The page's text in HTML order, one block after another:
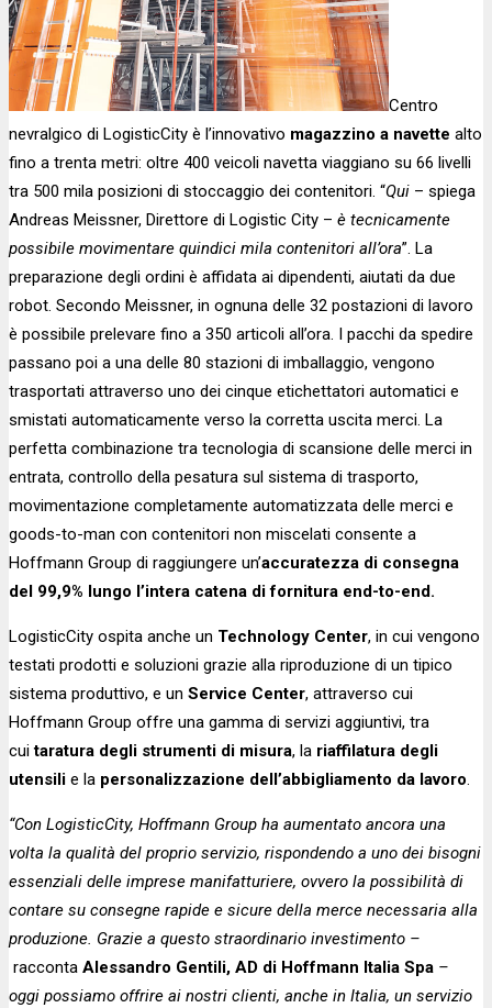
Centro
nevralgico di LogisticCity è l’innovativo magazzino a navette alto
fino a trenta metri: oltre 400 veicoli navetta viaggiano su 66 livelli
tra 500 mila posizioni di stoccaggio dei contenitori. “Qui – spiega
Andreas Meissner, Direttore di Logistic City – è tecnicamente
possibile movimentare quindici mila contenitori all’ora”. La
preparazione degli ordini è affidata ai dipendenti, aiutati da due
robot. Secondo Meissner, in ognuna delle 32 postazioni di lavoro
è possibile prelevare fino a 350 articoli all’ora. I pacchi da spedire
passano poi a una delle 80 stazioni di imballaggio, vengono
trasportati attraverso uno dei cinque etichettatori automatici e
smistati automaticamente verso la corretta uscita merci. La
perfetta combinazione tra tecnologia di scansione delle merci in
entrata, controllo della pesatura sul sistema di trasporto,
movimentazione completamente automatizzata delle merci e
goods-to-man con contenitori non miscelati consente a
Hoffmann Group di raggiungere un’accuratezza di consegna
del 99,9% lungo l’intera catena di fornitura end-to-end.
LogisticCity ospita anche un Technology Center, in cui vengono
testati prodotti e soluzioni grazie alla riproduzione di un tipico
sistema produttivo, e un Service Center, attraverso cui
Hoffmann Group offre una gamma di servizi aggiuntivi, tra
cuitaratura degli strumenti di misura, la riaffilatura degli
utensili e la personalizzazione dell’abbigliamento da lavoro.
“Con LogisticCity, Hoffmann Group ha aumentato ancora una
volta la qualità del proprio servizio, rispondendo a uno dei bisogni
essenziali delle imprese manifatturiere, ovvero la possibilità di
contare su consegne rapide e sicure della merce necessaria alla
produzione. Grazie a questo straordinario investimento –
racconta Alessandro Gentili, AD di Hoffmann Italia Spa –
oggi possiamo offrire ai nostri clienti, anche in Italia, un servizio